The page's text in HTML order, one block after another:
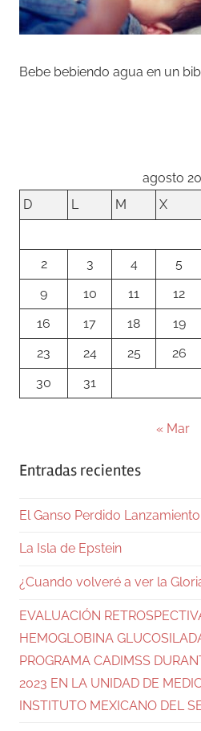
Bebe bebiendo agua en un
agosto
D
L M X
2
3 4 5
9
10 11 12
16
17 18 19
23
24 25 26
30
31
« Mar
Entradas recientes
El Ganso Perdido
La Isla de Epstein
¿Cuando volveré a ver la
EVALUACIÓN
HEMOGLOBINA
PROGRAMA CADIMSS
2023 EN LA UNIDAD DE
INSTITUTO MEXICANO DEL